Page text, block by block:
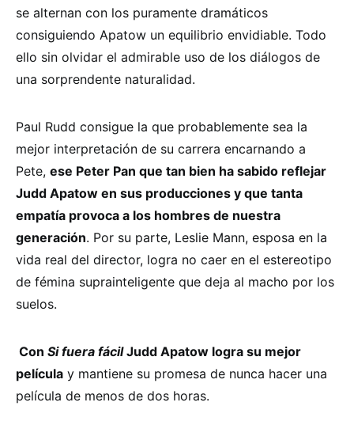
se alternan con los puramente dramáticos
consiguiendo Apatow un equilibrio envidiable. Todo
ello sin olvidar el admirable uso de los diálogos de
una sorprendente naturalidad.
Paul Rudd consigue la que probablemente sea la
mejor interpretación de su carrera encarnando a
Pete, ese Peter Pan que tan bien ha sabido reflejar
Judd Apatow en sus producciones y que tanta
empatía provoca a los hombres de nuestra
generación. Por su parte, Leslie Mann, esposa en la
vida real del director, logra no caer en el estereotipo
de fémina suprainteligente que deja al macho por los
suelos.
Con Si fuera fácilJudd Apatow logra su mejor
película y mantiene su promesa de nunca hacer una
película de menos de dos horas.